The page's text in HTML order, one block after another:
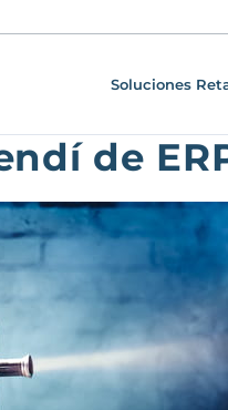
Soluciones
de